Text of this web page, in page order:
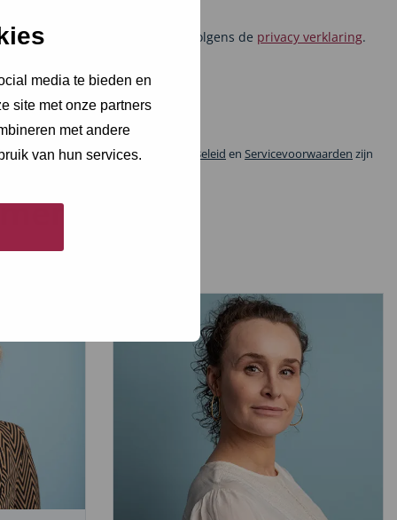
media te bieden en
site met onze partners
met andere
van hun services.
verwerken van mijn gegevens volgens de privacy verklaring.
reCAPTCHA en de Google Privacy Beleid en Servicevoorwaarden zijn